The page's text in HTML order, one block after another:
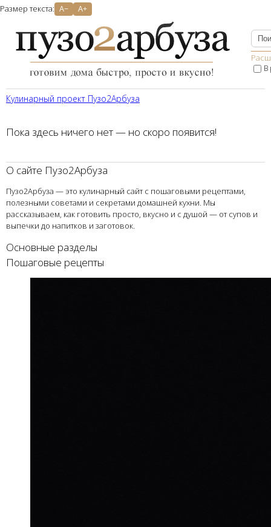
Размер текста: A− A+
В
Кулинарный проект Пузо2Aрбуза
Пока здесь ничего нет — но скоро появится!
О сайте Пузо2Арбуза
Пузо2Арбуза — это кулинарный сайт с пошаговыми рецептами,
полезными советами и секретами домашней кухни. Мы
рассказываем, как готовить просто, вкусно и с душой — от супов и
выпечки до напитков и заготовок.
Основные разделы
Пошаговые рецепты